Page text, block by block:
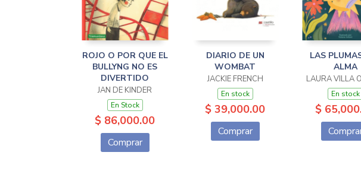
ROJO O POR QUE EL
BULLYNG NO ES
DIVERTIDO
JAN DE KINDER
En Stock
$ 86,000.00
Comprar
DIARIO DE UN
WOMBAT
JACKIE FRENCH
En stock
$ 39,000.00
Comprar
LAS
ALMA
LAURA VILLA
En stock
$